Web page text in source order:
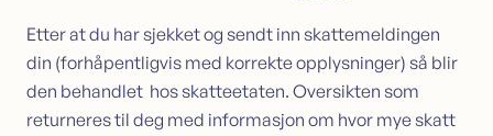
Etter at du har sjekket og sendt inn skattemeldingen
din (forhåpentligvis med korrekte opplysninger) så blir
den behandlet hos skatteetaten. Oversikten som
returneres til deg med informasjon om hvor mye skatt